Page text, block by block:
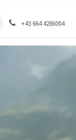
+43 664 4286004